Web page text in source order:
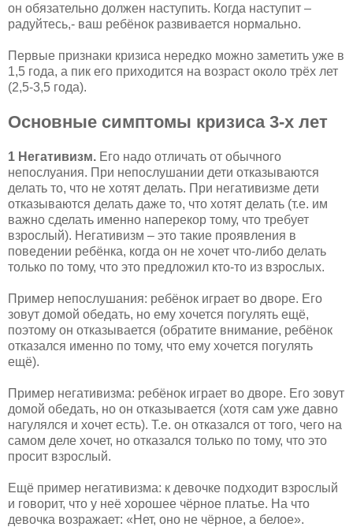
он обязательно должен наступить. Когда наступит –
радуйтесь,- ваш ребёнок развивается нормально.
Первые признаки кризиса нередко можно заметить уже в
1,5 года, а пик его приходится на возраст около трёх лет
(2,5-3,5 года).
Основные симптомы кризиса 3-х лет
1 Негативизм. Его надо отличать от обычного
непослуания. При непослушании дети отказываются
делать то, что не хотят делать. При негативизме дети
отказываются делать даже то, что хотят делать (т.е. им
важно сделать именно наперекор тому, что требует
взрослый). Негативизм – это такие проявления в
поведении ребёнка, когда он не хочет что-либо делать
только по тому, что это предложил кто-то из взрослых.
Пример непослушания: ребёнок играет во дворе. Его
зовут домой обедать, но ему хочется погулять ещё,
поэтому он отказывается (обратите внимание, ребёнок
отказался именно по тому, что ему хочется погулять
ещё).
Пример негативизма: ребёнок играет во дворе. Его зовут
домой обедать, но он отказывается (хотя сам уже давно
нагулялся и хочет есть). Т.е. он отказался от того, чего на
самом деле хочет, но отказался только по тому, что это
просит взрослый.
Ещё пример негативизма: к девочке подходит взрослый
и говорит, что у неё хорошее чёрное платье. На что
девочка возражает: «Нет, оно не чёрное, а белое».